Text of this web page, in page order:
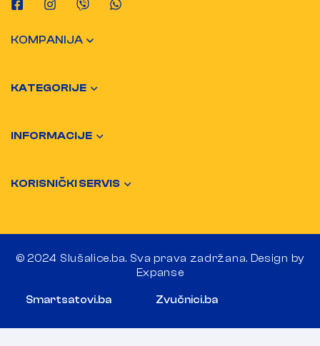
KOMPANIJA
KATEGORIJE
INFORMACIJE
KORISNIČKI SERVIS
© 2024 Slušalice.ba. Sva prava zadržana. Design by
Expanse
Smartsatovi.ba Zvučnici.ba